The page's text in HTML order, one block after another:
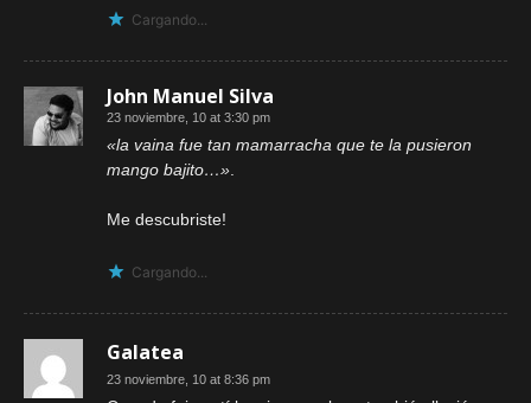
Cargando...
John Manuel Silva
23 noviembre, 10 at 3:30 pm
«la vaina fue tan mamarracha que te la pusieron
mango bajito…»
Me descubriste!
Cargando...
Galatea
23 noviembre, 10 at 8:36 pm